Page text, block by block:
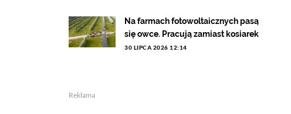
Na farmach fotowoltaicznych pasą
się owce. Pracują zamiast kosiarek
30 LIPCA 2026 12:14
Reklama